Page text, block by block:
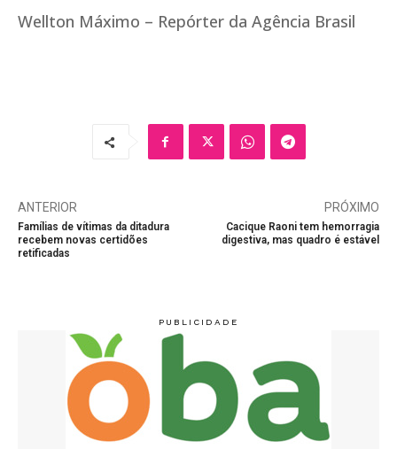
Wellton Máximo – Repórter da Agência Brasil
ANTERIOR
Famílias de vítimas da ditadura
recebem novas certidões
retificadas
PRÓXIMO
Cacique Raoni tem hemorragia
digestiva, mas quadro é estável